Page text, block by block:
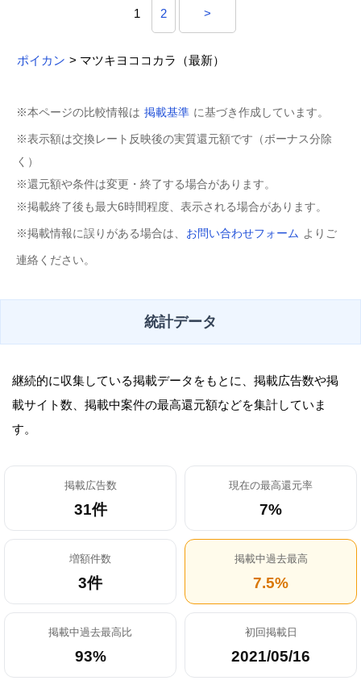
1 2 >
ポイカン > マツキヨココカラ（最新）
※本ページの比較情報は 掲載基準 に基づき作成しています。
※表示額は交換レート反映後の実質還元額です（ボーナス分除
く）
※還元額や条件は変更・終了する場合があります。
※掲載終了後も最大6時間程度、表示される場合があります。
※掲載情報に誤りがある場合は、 お問い合わせフォーム よりご
連絡ください。
統計データ
継続的に収集している掲載データをもとに、掲載広告数や掲
載サイト数、掲載中案件の最高還元額などを集計していま
す。
掲載広告数
31件
現在の最高還元率
7%
増額件数
3件
掲載中過去最高
7.5%
掲載中過去最高比
93%
初回掲載日
2021/05/16